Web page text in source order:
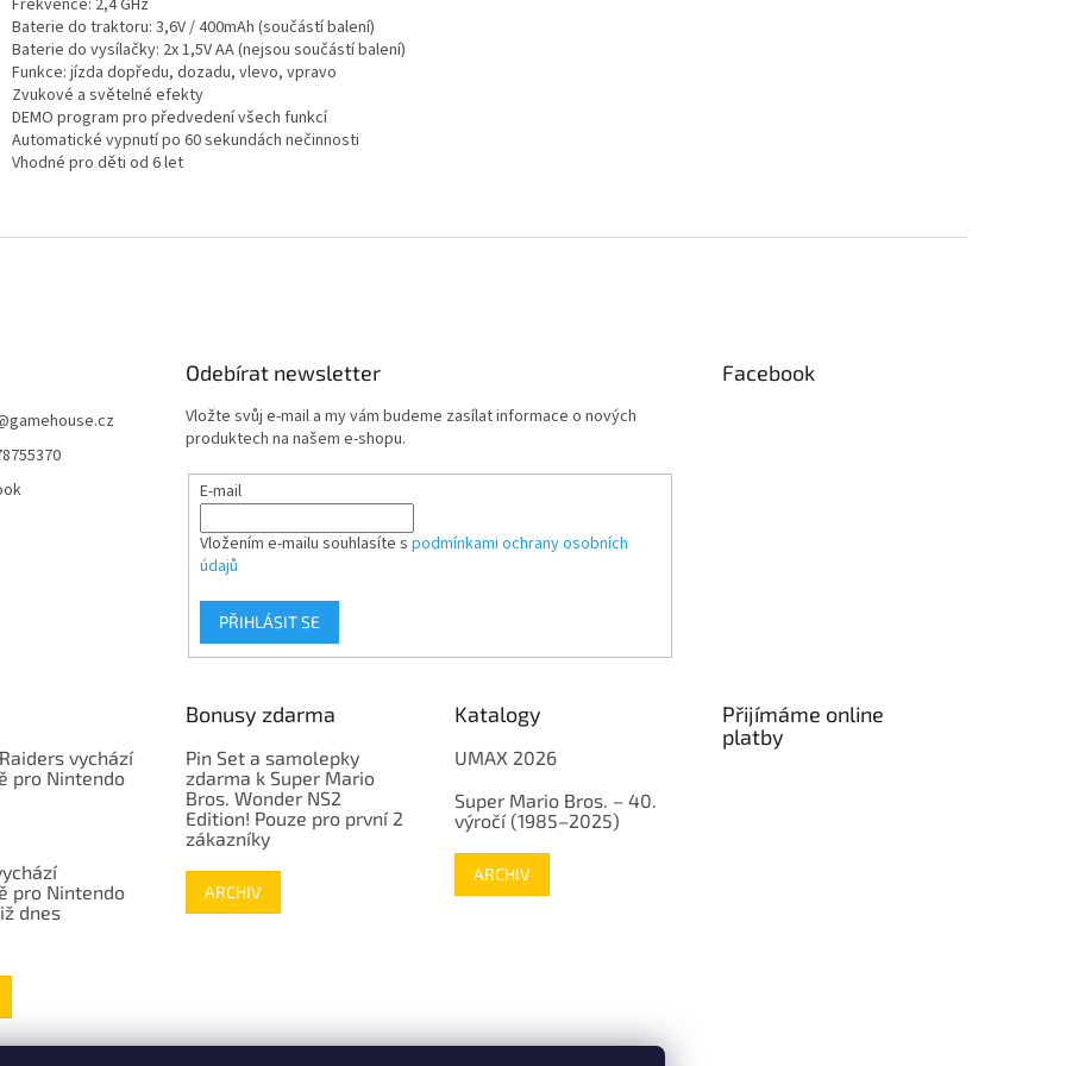
Frekvence: 2,4 GHz
Baterie do traktoru: 3,6V / 400mAh (součástí balení)
Baterie do vysílačky: 2x 1,5V AA (nejsou součástí balení)
Funkce: jízda dopředu, dozadu, vlevo, vpravo
Zvukové a světelné efekty
DEMO program pro předvedení všech funkcí
Automatické vypnutí po 60 sekundách nečinnosti
Vhodné pro děti od 6 let
gamehouse.cz
Odebírat newsletter
Vložte svůj e-mail a my vám budeme zasílat informace o nových
produktech na našem e-shopu.
E-mail
Vložením e-mailu souhlasíte s podmínkami ochrany osobních
údajů
PŘIHLÁSIT SE
Facebook
vychází
pro Nintendo
pro Nintendo
dnes
Bonusy zdarma
Pin Set a samolepky
zdarma k Super Mario
Bros. Wonder NS2
Edition! Pouze pro první 2
zákazníky
ARCHIV
Katalogy
UMAX 2026
Super Mario Bros. – 40.
výročí (1985–2025)
ARCHIV
Přijímáme online
platby